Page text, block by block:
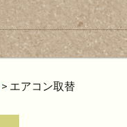
> エアコン取替